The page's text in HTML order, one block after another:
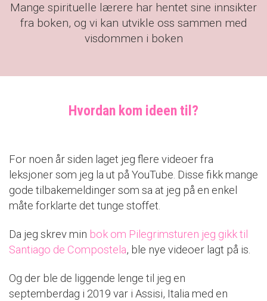
Mange spirituelle lærere har hentet sine innsikter
fra boken, og vi kan utvikle oss sammen med
visdommen i boken
Hvordan kom ideen til?
For noen år siden laget jeg flere videoer fra
leksjoner som jeg la ut på YouTube. Disse fikk mange
gode tilbakemeldinger som sa at jeg på en enkel
måte forklarte det tunge stoffet.
Da jeg skrev min bok om Pilegrimsturen jeg gikk til
Santiago de Compostela, ble nye videoer lagt på is.
Og der ble de liggende lenge til jeg en
septemberdag i 2019 var i Assisi, Italia med en